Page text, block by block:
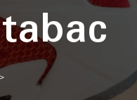
tabac